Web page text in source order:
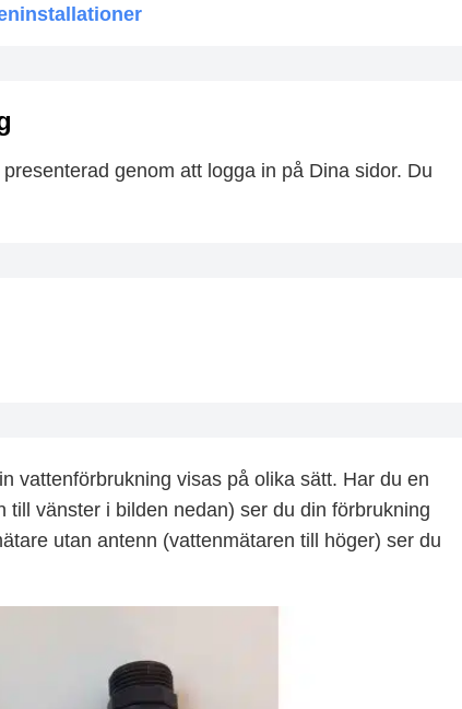
genom att logga in på Dina sidor. Du
vattenförbrukning visas på olika sätt. Har du en
vänster i bilden nedan) ser du din förbrukning
utan antenn (vattenmätaren till höger) ser du